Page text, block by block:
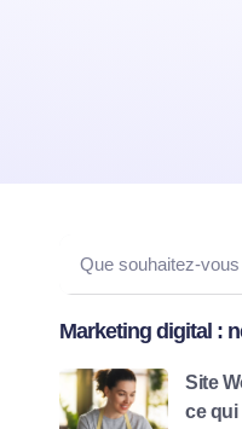
Marketing digital :
Site
ce qui